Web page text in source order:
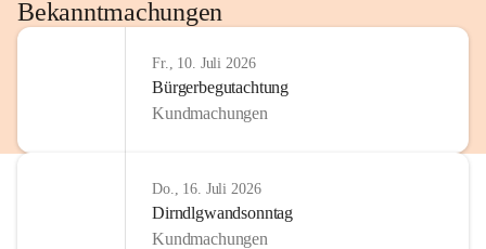
http://www.omv.com
Bekanntmachungen
Fr., 10. Juli 2026
Bürgerbegutachtung
Kundmachungen
Do., 16. Juli 2026
Dirndlgwandsonntag
Kundmachungen